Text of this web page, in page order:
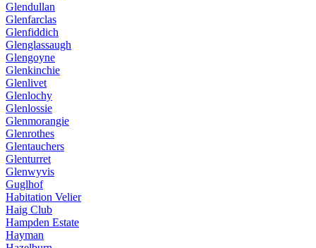
Glendullan
Glenfarclas
Glenfiddich
Glenglassaugh
Glengoyne
Glenkinchie
Glenlivet
Glenlochy
Glenlossie
Glenmorangie
Glenrothes
Glentauchers
Glenturret
Glenwyvis
Guglhof
Habitation Velier
Haig Club
Hampden Estate
Hayman